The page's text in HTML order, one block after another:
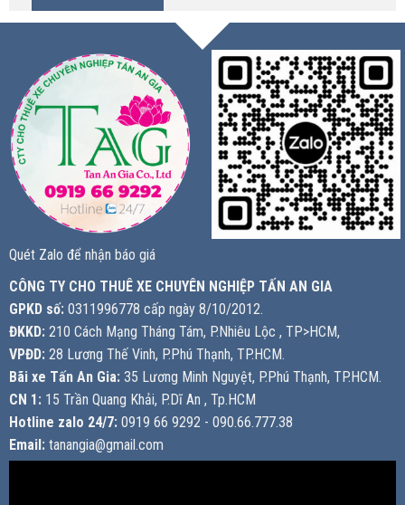
Quét Zalo để nhận báo giá
CÔNG TY CHO THUÊ XE CHUYÊN NGHIỆP TẤN AN GIA
GPKD số: 0311996778 cấp ngày 8/10/2012.
ĐKKD: 210 Cách Mạng Tháng Tám, P.Nhiêu Lộc , TP>HCM,
VPĐD: 28 Lương Thế Vinh, P.Phú Thạnh, TP.HCM.
Bãi xe Tấn An Gia: 35 Lương Minh Nguyệt, P.Phú Thạnh, TP.HCM.
CN 1: 15 Trần Quang Khải, P.Dĩ An , Tp.HCM
Hotline zalo 24/7: 0919 66 9292 - 090.66.777.38
Email: tanangia@gmail.com